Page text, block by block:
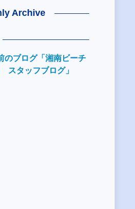
Archive
のブログ「湘南ビーチ
スタッフブログ」